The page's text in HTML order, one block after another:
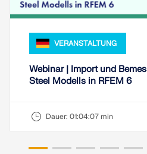
VERANSTALTUNG
Webinar | Import und
Steel Modells in RFEM 6
Dauer: 01:04:07 min